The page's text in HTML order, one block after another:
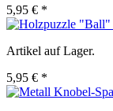
5,95 € *
Artikel auf Lager.
5,95 € *